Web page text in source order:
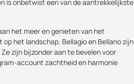
is onbetwist een van de aantrekkelijkste
het meer en genieten van het
het landschap. Bellagio en Bellano zijn
zijn bijzonder aan te bevelen voor
account zachtheid en harmonie